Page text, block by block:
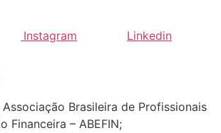
Instagram
Linkedin
Brasileira de Profissionais
Financeira – ABEFIN;